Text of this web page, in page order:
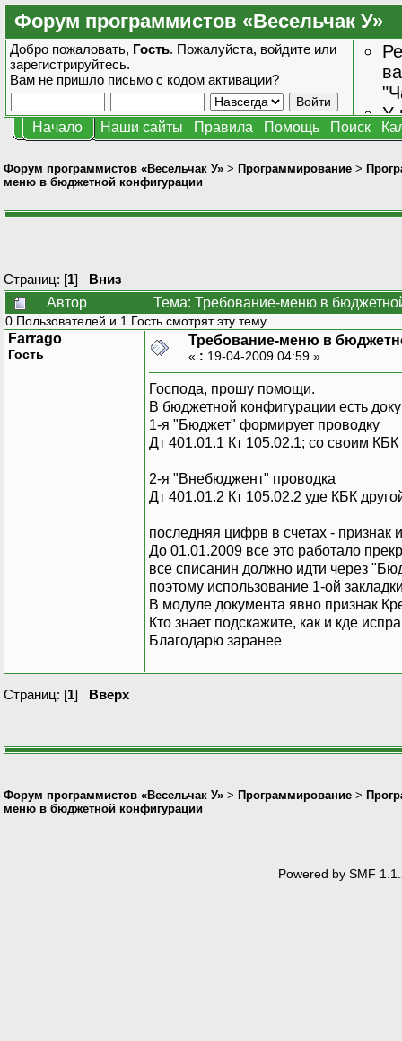
Форум программистов «Весельчак У»
Добро пожаловать, Гость. Пожалуйста, войдите или
зарегистрируйтесь.
Вам не пришло письмо с кодом активации?
У
Начало Наши сайты Правила Помощь Поиск
Форум программистов «Весельчак У» > Программирование >
меню в бюджетной конфигурации
Страниц: [1] Вниз
Автор
Тема: Требование-меню в
0 Пользователей и 1 Гость смотрят эту тему.
Farrago
Гость
Требование-меню в
« : 19-04-2009 04:59 »
Господа, прошу помощи.
В бюджетной конфигурации есть
1-я "Бюджет" формирует проводку
Дт 401.01.1 Кт 105.02.1; со своим КБК
2-я "Внебюджент" проводка
Дт 401.01.2 Кт 105.02.2 уде КБК
последняя цифрв в счетах - признак
До 01.01.2009 все это работало
все списанин должно идти через
поэтому использование 1-ой
В модуле документа явно признак
Кто знает подскажите, как и кде
Благодарю заранее
Страниц: [1] Вверх
Форум программистов «Весельчак У» > Программирование >
меню в бюджетной конфигурации
Powered by SMF